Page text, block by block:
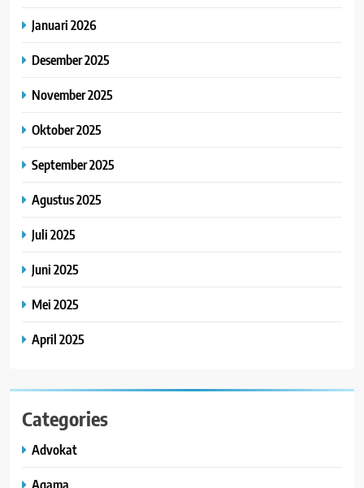
Januari 2026
Desember 2025
November 2025
Oktober 2025
September 2025
Agustus 2025
Juli 2025
Juni 2025
Mei 2025
April 2025
Categories
Advokat